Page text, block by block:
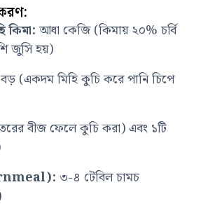
কিমা: আধা কেজি (কিমায় ২০% চর্বি
জুসি হয়)
বড় (একদম মিহি কুচি করে পানি চিপে
বীজ ফেলে কুচি করা) এবং ১টি
৩-৪ টেবিল চামচ